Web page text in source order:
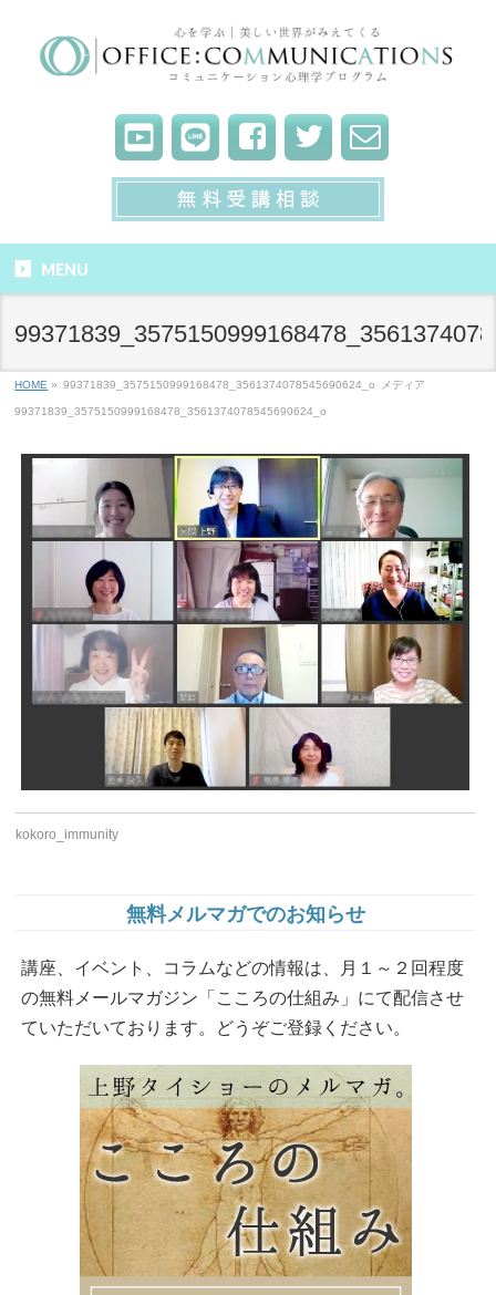
MENU
HOME » 99371839_3575150999168478_3561374078545690624_o メディア
99371839_3575150999168478_3561374078545690624_o
kokoro_immunity
無料メルマガでのお知らせ
講座、イベント、コラムなどの情報は、月１～２回程度
の無料メールマガジン「こころの仕組み」にて配信させ
ていただいております。どうぞご登録ください。